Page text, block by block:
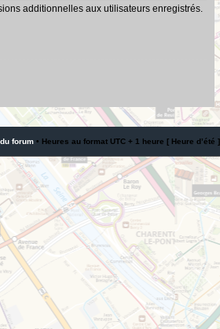
additionnelles aux utilisateurs enregistrés.
forum • Heures au format UTC + 1 heure [ Heure d’été ]